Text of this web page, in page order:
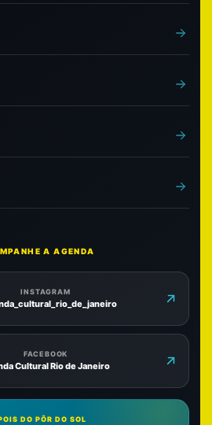
A AGENDA
INSTAGRAM
FACEBOOK
Cultural Rio de Janeiro
DO PÔR DO SOL